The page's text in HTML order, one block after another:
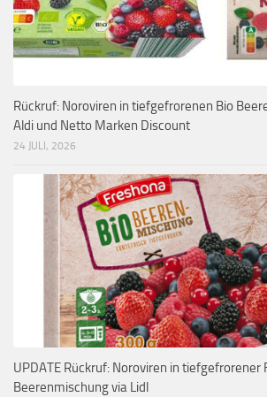
Rückruf: Noroviren in tiefgefrorenen Bio
Aldi und Netto Marken Discount
24 JULI, 2026
UPDATE Rückruf: Noroviren in tiefgefrorener
Beerenmischung via Lidl